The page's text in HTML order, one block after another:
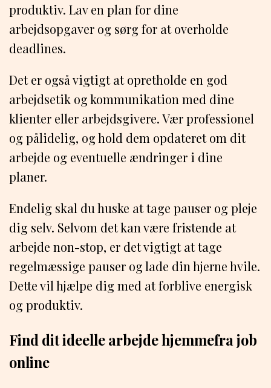
produktiv. Lav en plan for dine
arbejdsopgaver og sørg for at overholde
deadlines.
Det er også vigtigt at opretholde en god
arbejdsetik og kommunikation med dine
klienter eller arbejdsgivere. Vær professionel
og pålidelig, og hold dem opdateret om dit
arbejde og eventuelle ændringer i dine
planer.
Endelig skal du huske at tage pauser og pleje
dig selv. Selvom det kan være fristende at
arbejde non-stop, er det vigtigt at tage
regelmæssige pauser og lade din hjerne hvile.
Dette vil hjælpe dig med at forblive energisk
og produktiv.
Find dit ideelle arbejde hjemmefra job
online